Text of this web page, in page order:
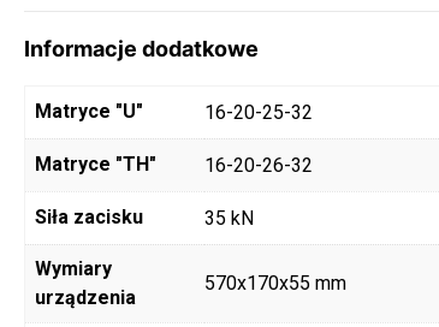
Informacje dodatkowe
Matryce "U" 16-20-25-32
Matryce "TH" 16-20-26-32
Siła zacisku 35 kN
Wymiary
urządzenia
570x170x55 mm